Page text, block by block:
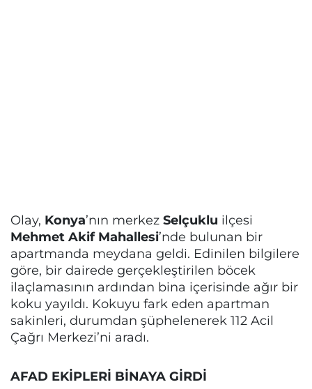
Olay, Konya’nın merkez Selçuklu ilçesi
Mehmet Akif Mahallesi’nde bulunan bir
apartmanda meydana geldi. Edinilen bilgilere
göre, bir dairede gerçekleştirilen böcek
ilaçlamasının ardından bina içerisinde ağır bir
koku yayıldı. Kokuyu fark eden apartman
sakinleri, durumdan şüphelenerek 112 Acil
Çağrı Merkezi’ni aradı.
AFAD EKİPLERİ BİNAYA GİRDİ